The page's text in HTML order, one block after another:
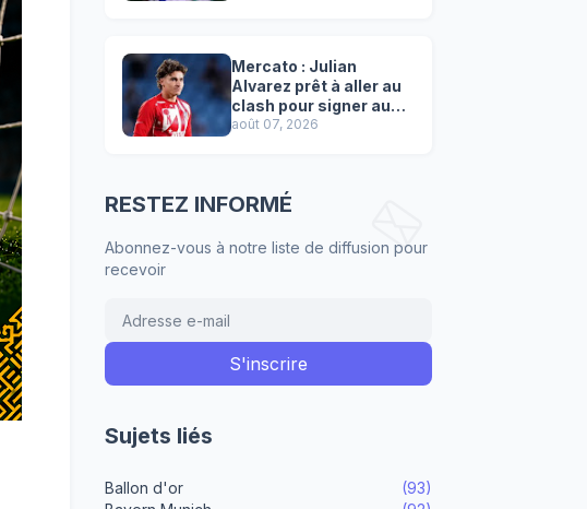
Mercato : Julian
Alvarez prêt à aller au
clash pour signer au
Barça, l'Atlético
août 07, 2026
RESTEZ INFORMÉ
Abonnez-vous à notre liste de diffusion pour
recevoir
Sujets liés
Ballon d'or
(93)